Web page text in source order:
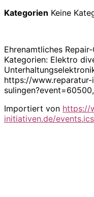
Kategorien Keine
Ehrenamtliches
Kategorien: Elektro
https://
Importiert von https://
initiativen.de/events.ics